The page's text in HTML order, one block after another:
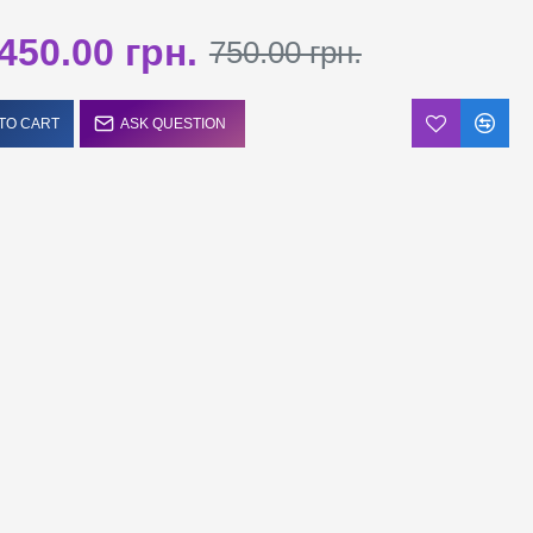
750.00 грн.
грн.
CART ASK QUESTION